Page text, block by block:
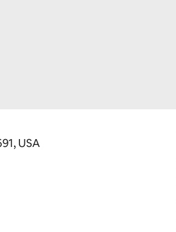
USA